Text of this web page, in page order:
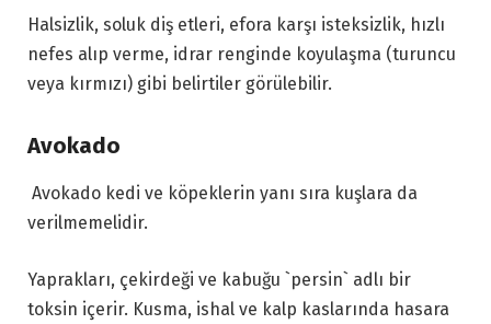
Halsizlik, soluk diş etleri, efora karşı isteksizlik, hızlı
nefes alıp verme, idrar renginde koyulaşma (turuncu
veya kırmızı) gibi belirtiler görülebilir.
Avokado
Avokado kedi ve köpeklerin yanı sıra kuşlara da
verilmemelidir.
Yaprakları, çekirdeği ve kabuğu `persin` adlı bir
toksin içerir. Kusma, ishal ve kalp kaslarında hasara